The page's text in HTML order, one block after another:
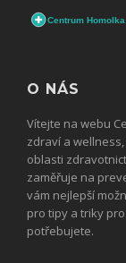
O NÁS
Vítejte na webu
zdraví a
oblasti
zaměřuje na
vám nejlepší
pro tipy a triky
potřebujete.